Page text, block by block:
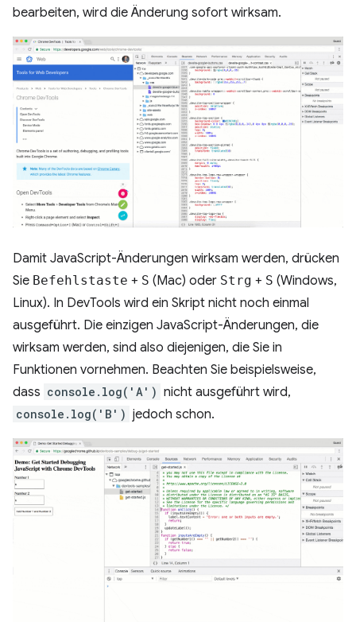
bearbeiten, wird die Änderung sofort wirksam.
Damit JavaScript-Änderungen wirksam werden, drücken
Sie Befehlstaste + S (Mac) oder Strg + S (Windows,
Linux). In DevTools wird ein Skript nicht noch einmal
ausgeführt. Die einzigen JavaScript-Änderungen, die
wirksam werden, sind also diejenigen, die Sie in
Funktionen vornehmen. Beachten Sie beispielsweise,
dass console.log('A') nicht ausgeführt wird,
console.log('B') jedoch schon.